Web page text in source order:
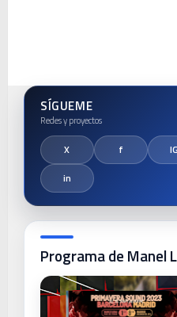
SÍGUEME
Programa de Manel